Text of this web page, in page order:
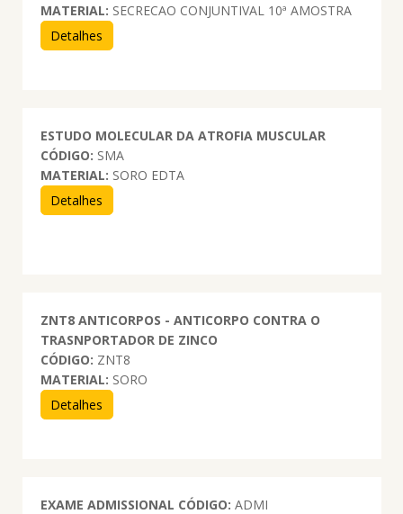
MATERIAL: SECRECAO CONJUNTIVAL 10ª AMOSTRA
Detalhes
ESTUDO MOLECULAR DA ATROFIA MUSCULAR
CÓDIGO: SMA
MATERIAL: SORO EDTA
Detalhes
ZNT8 ANTICORPOS - ANTICORPO CONTRA O
TRASNPORTADOR DE ZINCO
CÓDIGO: ZNT8
MATERIAL: SORO
Detalhes
EXAME ADMISSIONAL CÓDIGO: ADMI